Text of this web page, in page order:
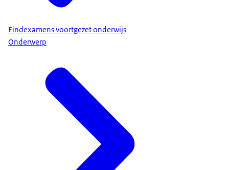
Eindexamens voortgezet onderwijs
Onderwerp